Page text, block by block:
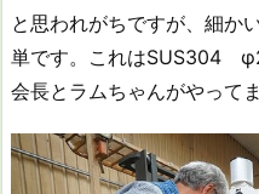
と思われがちですが、細か
単です。これはSUS304
会長とラムちゃんがやってま